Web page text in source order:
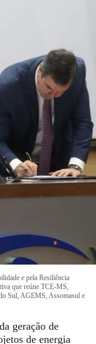
e pela Resiliência
que reúne TCE-MS,
Sul, AGEMS, Assomasul e
geração de
de energia